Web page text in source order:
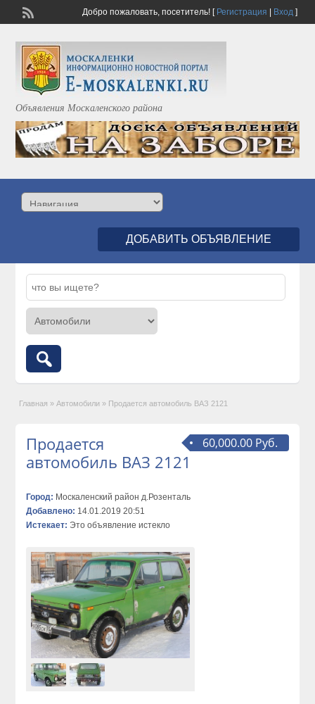
Добро пожаловать, посетитель![ Регистрация Вход]
Объявления Москаленского района
ДОБАВИТЬ ОБЪЯВЛЕНИЕ
Главная » Автомобили » Продается автомобиль ВАЗ 2121
60,000.00 Руб.
Продается
автомобиль ВАЗ 2121
Город: Москаленский район д.Розенталь
Добавлено: 14.01.2019 20:51
Истекает: Это объявление истекло